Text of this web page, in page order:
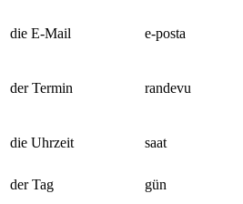
die E-Mail e-posta
der Termin randevu
die Uhrzeit saat
der Tag
gün